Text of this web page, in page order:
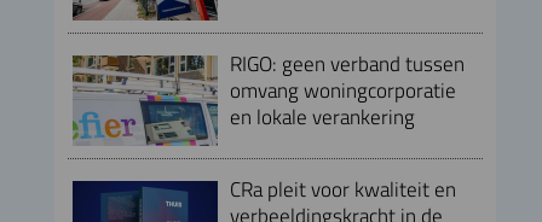
RIGO: geen verband tussen
omvang woningcorporatie
en lokale verankering
CRa pleit voor kwaliteit en